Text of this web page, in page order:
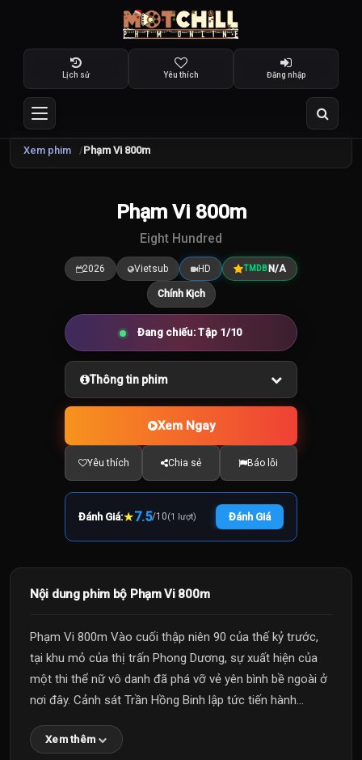
Lịch sử Yêu thích Đăng nhập
Xem phim Phạm Vi 800m
Phạm Vi 800m
Eight Hundred
2026 Vietsub HD TMDB N/A
Chính Kịch
Đang chiếu: Tập 1/10
Thông tin phim
Xem Ngay
Yêu thích Chia sẻ Báo lỗi
Đánh Giá:★7.5/10(1 lượt) Đánh Giá
Nội dung phim bộ Phạm Vi 800m
Phạm Vi 800m Vào cuối thập niên 90 của thế kỷ trước,
tại khu mỏ của thị trấn Phong Dương, sự xuất hiện của
một thi thể nữ vô danh đã phá vỡ vẻ yên bình bề ngoài ở
nơi đây. Cảnh sát Trần Hồng Binh lập tức tiến hành...
Xem thêm